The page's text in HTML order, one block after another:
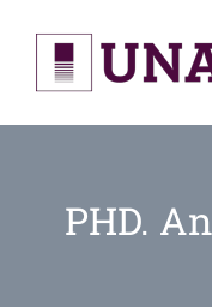
content
PHD.